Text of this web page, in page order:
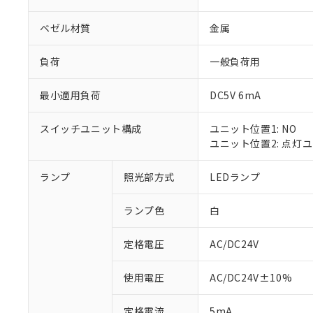
ベゼル材質 金属
負荷 一般負荷用
最小適用負荷 DC5V 6mA
スイッチユニット構成
ユニット位置1: NO
ユニット位置2: 点灯
ランプ 照光部方式 LEDランプ
ランプ色 白
定格電圧 AC/DC24V
使用電圧 AC/DC24V±10%
ご利用条件
以下の条件をお読
※1 対応状況
対応予定：EU
対応予定なし：
調査・確認中：
非該当品：ライセ
※1 中国